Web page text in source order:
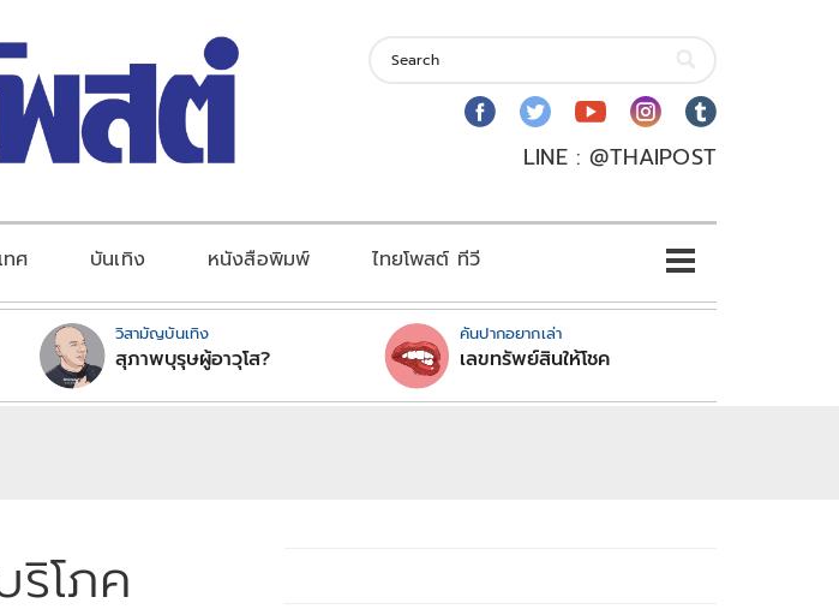
LINE : @THAIPOST
ทศ บันเทิง หนังสือพิมพ์ ไทยโพสต์ ทีวี
วิสามัญบันเทิง
สุภาพบุรุษผู้อาวุโส?
คันปากอยากเล่า
เลขทรัพย์สินให้โชค
โภค